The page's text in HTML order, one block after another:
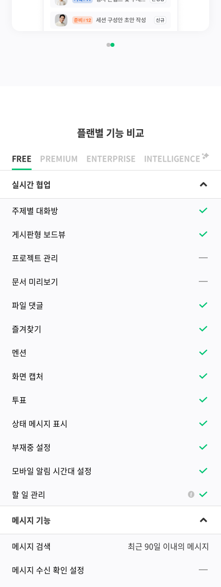
플랜별 기능 비교
FREE PREMIUM ENTERPRISE INTELLIGENCE
실시간 협업
주제별 대화방
게시판형 보드뷰
프로젝트 관리
문서 미리보기
파일 댓글
즐겨찾기
멘션
화면 캡처
투표
상태 메시지 표시
부재중 설정
모바일 알림 시간대 설정
할 일 관리
메시지 기능
메시지 검색
최근 90일 이내의 메시지
메시지 수신 확인 설정